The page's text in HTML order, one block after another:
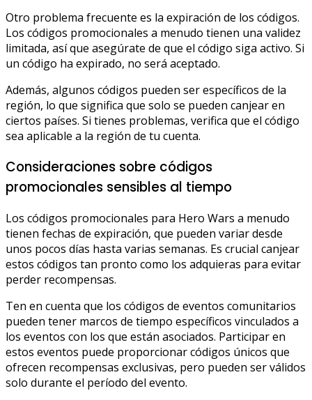
Otro problema frecuente es la expiración de los códigos.
Los códigos promocionales a menudo tienen una validez
limitada, así que asegúrate de que el código siga activo. Si
un código ha expirado, no será aceptado.
Además, algunos códigos pueden ser específicos de la
región, lo que significa que solo se pueden canjear en
ciertos países. Si tienes problemas, verifica que el código
sea aplicable a la región de tu cuenta.
Consideraciones sobre códigos
promocionales sensibles al tiempo
Los códigos promocionales para Hero Wars a menudo
tienen fechas de expiración, que pueden variar desde
unos pocos días hasta varias semanas. Es crucial canjear
estos códigos tan pronto como los adquieras para evitar
perder recompensas.
Ten en cuenta que los códigos de eventos comunitarios
pueden tener marcos de tiempo específicos vinculados a
los eventos con los que están asociados. Participar en
estos eventos puede proporcionar códigos únicos que
ofrecen recompensas exclusivas, pero pueden ser válidos
solo durante el período del evento.